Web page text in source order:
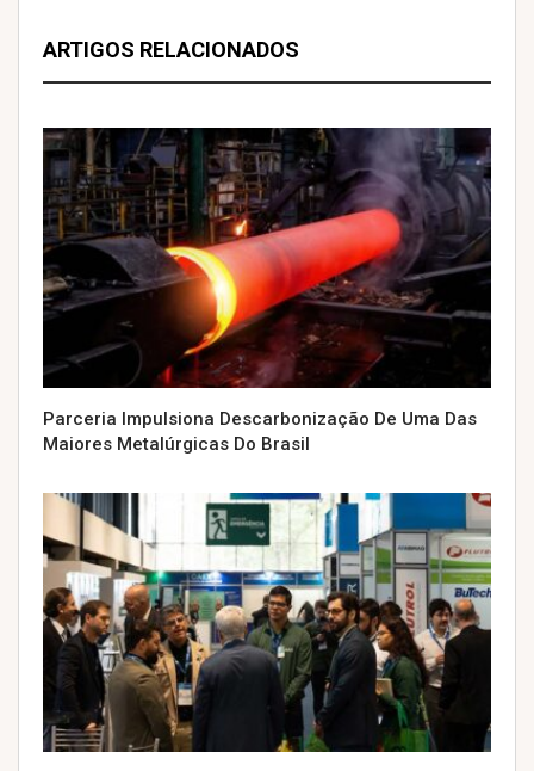
ARTIGOS RELACIONADOS
Parceria Impulsiona Descarbonização De Uma Das
Maiores Metalúrgicas Do Brasil